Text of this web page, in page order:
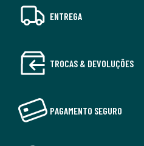
ENTREGA
TROCAS & DEVOLUÇÕES
PAGAMENTO SEGURO